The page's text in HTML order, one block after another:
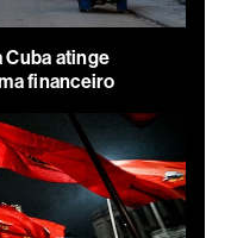
Cuba atinge
financeiro